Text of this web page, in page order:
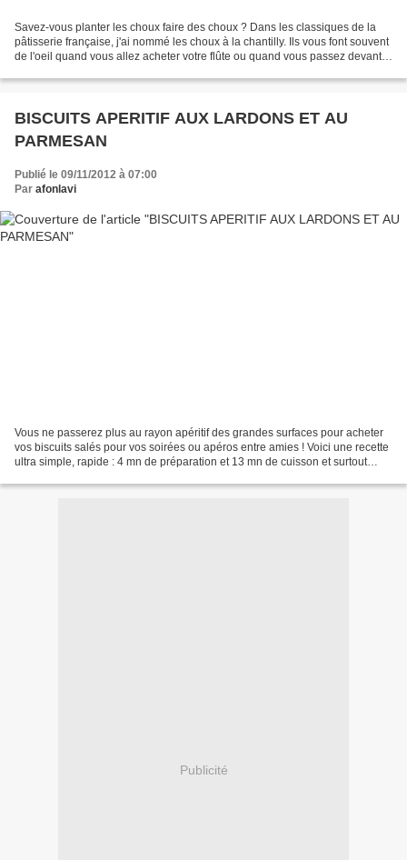
Savez-vous planter les choux faire des choux ? Dans les classiques de la
pâtisserie française, j'ai nommé les choux à la chantilly. Ils vous font souvent
de l'oeil quand vous allez acheter votre flûte ou quand vous passez devant
BISCUITS APERITIF AUX LARDONS ET AU
PARMESAN
Publié le 09/11/2012 à 07:00
Par afonlavi
Vous ne passerez plus au rayon apéritif des grandes surfaces pour acheter
vos biscuits salés pour vos soirées ou apéros entre amies ! Voici une recette
ultra simple, rapide : 4 mn de préparation et 13 mn de cuisson et surtout
Publicité